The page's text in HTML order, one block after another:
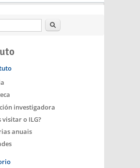
Buscar
investigadora
visitar o ILG?
anuais